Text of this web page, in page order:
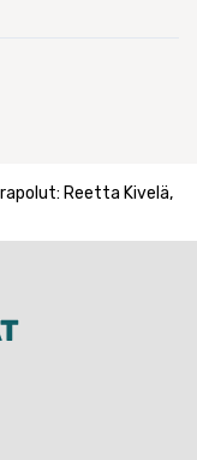
Reetta Kivelä,